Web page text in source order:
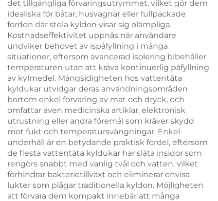
det tillgängliga förvaringsutrymmet, vilket gör dem
idealiska för båtar, husvagnar eller fullpackade
fordon där stela kyldon visar sig olämpliga.
Kostnadseffektivitet uppnås när användare
undviker behovet av ispåfyllning i många
situationer, eftersom avancerad isolering bibehåller
temperaturen utan att kräva kontinuerlig påfyllning
av kylmedel. Mångsidigheten hos vattentäta
kyldukar utvidgar deras användningsområden
bortom enkel förvaring av mat och dryck, och
omfattar även medicinska artiklar, elektronisk
utrustning eller andra föremål som kräver skydd
mot fukt och temperatursvängningar. Enkel
underhåll är en betydande praktisk fördel, eftersom
de flesta vattentäta kyldukar har släta insidor som
rengörs snabbt med vanlig tvål och vatten, vilket
förhindrar bakterietillväxt och eliminerar envisa
lukter som plågar traditionella kyldon. Möjligheten
att förvara dem kompakt innebär att många